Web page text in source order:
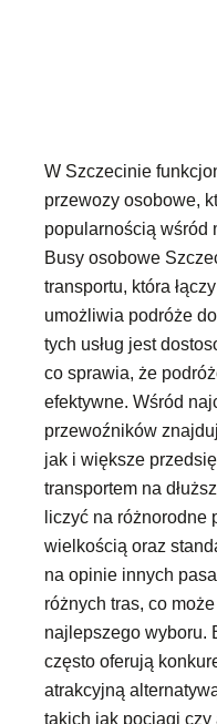
W Szczecinie
przewozy osobowe,
popularnością wśród
Busy osobowe
transportu, która
umożliwia podróże
tych usług jest
co sprawia, że
efektywne. Wśród
przewoźników
jak i większe
transportem na
liczyć na różnorodne
wielkością oraz
na opinie innych
różnych tras, co
najlepszego wyboru.
często oferują
atrakcyjną
takich jak pociągi czy